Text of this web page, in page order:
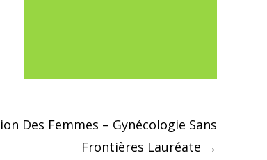
Des Femmes – Gynécologie Sans
Frontières Lauréate →